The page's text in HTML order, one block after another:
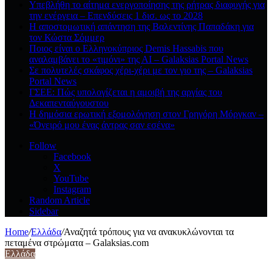
Υπεβλήθη το αίτημα ενεργοποίησης της ρήτρας διαφυγής για
την ενέργεια – Επενδύσεις 1 δισ. ως το 2028
Η αποστομωτική απάντηση της Βαλεντίνης Παπαδάκη για
τον Κώστα Σόμμερ
Ποιος είναι ο Ελληνοκύπριος Demis Hassabis που
αναλαμβάνει το «τιμόνι» της ΑΙ – Galaksias Portal News
Σε πολυτελές σκάφος χέρι-χέρι με τον γιο της – Galaksias
Portal News
ΓΣΕΕ: Πώς υπολογίζεται η αμοιβή της αργίας του
Δεκαπενταύγουστου
Η δημόσια ερωτική εξομολόγηση στον Γρηγόρη Μόργκαν –
«Όνειρό μου ένας άντρας σαν εσένα»
Follow
Facebook
X
YouTube
Instagram
Random Article
Sidebar
Home/Ελλάδα/Αναζητά τρόπους για να ανακυκλώνονται τα
πεταμένα στρώματα – Galaksias.com
Ελλάδα